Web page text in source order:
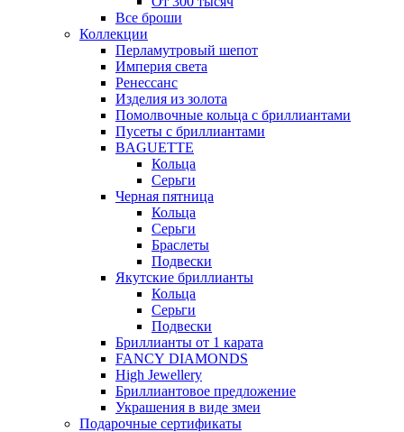
Все броши
Коллекции
Перламутровый шепот
Империя света
Ренессанс
Изделия из золота
Помолвочные кольца с бриллиантами
Пусеты с бриллиантами
BAGUETTE
Кольца
Серьги
Черная пятница
Кольца
Серьги
Браслеты
Подвески
Якутские бриллианты
Кольца
Серьги
Подвески
Бриллианты от 1 карата
FANCY DIAMONDS
High Jewellery
Бриллиантовое предложение
Украшения в виде змеи
Подарочные сертификаты